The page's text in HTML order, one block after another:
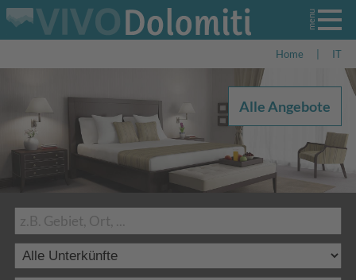
Home IT
Alle Angebote